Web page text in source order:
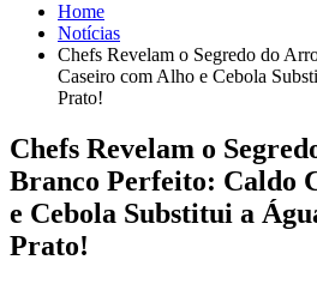
Home
Notícias
Chefs Revelam o Segredo do
Caseiro com Alho e Cebola
Prato!
Chefs Revelam o
Branco Perfeito: Caldo
e Cebola Substitui a
Prato!